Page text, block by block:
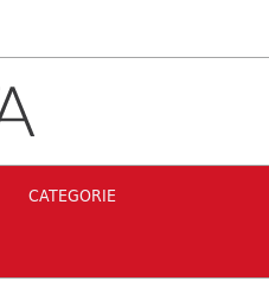
CATEGORIE